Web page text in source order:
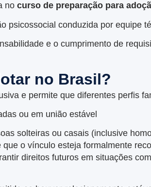
no curso de preparação para
psicossocial conduzida por equipe
e o cumprimento de
no Brasil?
e permite que diferentes perfis
ou em união estável
solteiras ou casais (inclusive
que o vínculo esteja formalmente
direitos futuros em situações